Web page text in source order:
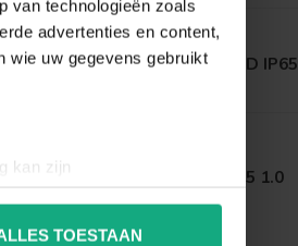
van technologieën zoals
advertenties en content,
wie uw gegevens gebruikt
kan zijn
TOESTAAN
Plafondspot TRAM 1.0 ROUND IP65
& DUCRÉ
Inbouwspot TAIO ROUND IP65 1.0